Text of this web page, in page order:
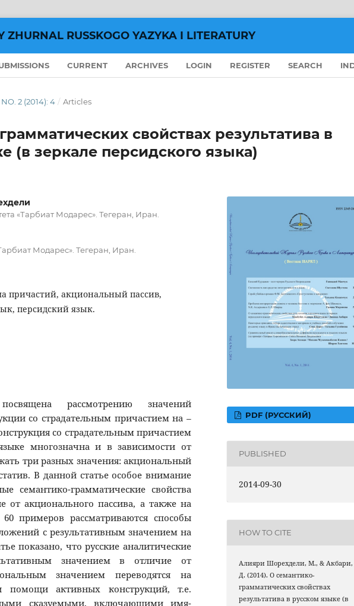
ZHURNAL RUSSKOGO YAZYKA I LITERATURY
CURRENT ARCHIVES LOGIN REGISTER SEARCH
2 (2014): 4 / Articles
свойствах результатива в
(в зеркале персидского языка)
«Тарбиат Модарес». Тегеран, Иран.
Модарес». Тегеран, Иран.
причастий, акциональный пассив,
персидский язык.
рассмотрению значений
со страдательным причастием на –
со страдательным причастием
многозначна и в зависимости от
три разных значения: акциональный
В данной статье особое внимание
семантико-грамматические свойства
от акционального пассива, а также на
примеров рассматриваются способы
с результативным значением на
показано, что русские аналитические
значением в отличие от
значением переводятся на
помощи активных конструкций, т.е.
сказуемыми, включающими имя-
PDF (РУССКИЙ)
PUBLISHED
2014-09-30
HOW TO CITE
Алияри Шорехдели, М., & Акбари,
Д. (2014). О семантико-
грамматических свойствах
результатива в русском языке (в